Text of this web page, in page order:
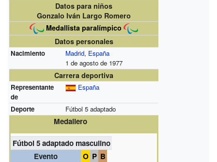
Datos para niños
Gonzalo Iván Largo Romero
Medallista paralímpico
Datos personales
Nacimiento Madrid, España
1 de agosto de 1977
Carrera deportiva
Representante
de
España
Deporte Fútbol 5 adaptado
Medallero
Fútbol 5 adaptado masculino
Evento
O P B